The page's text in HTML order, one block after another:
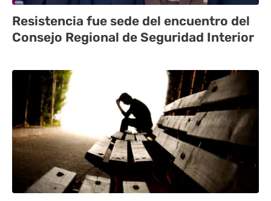
Resistencia fue sede del encuentro del
Consejo Regional de Seguridad Interior